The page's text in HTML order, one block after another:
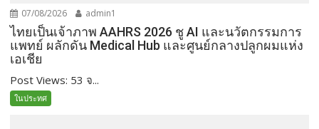
07/08/2026 admin1
ไทยเป็นเจ้าภาพ AAHRS 2026 ชู AI และนวัตกรรมการ
แพทย์ ผลักดัน Medical Hub และศูนย์กลางปลูกผมแห่ง
เอเชีย
Post Views: 53 จ...
ในประทศ